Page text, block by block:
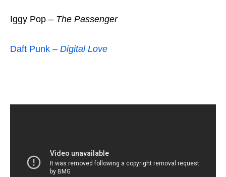
Iggy Pop – The Passenger
Daft Punk – Digital Love